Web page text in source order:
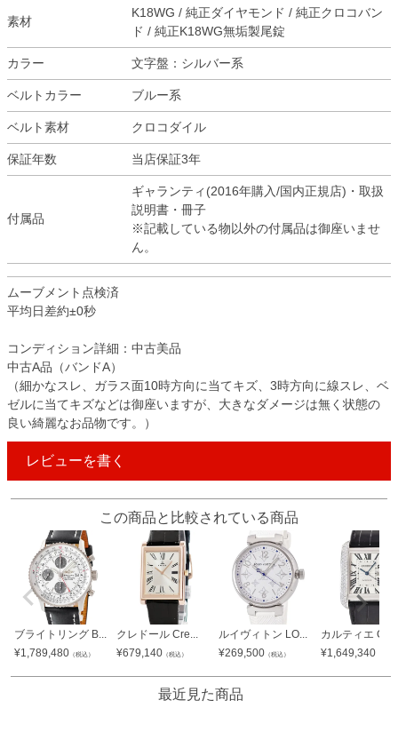
素材
K18WG / 純正ダイヤモンド / 純正クロコバン
ド / 純正K18WG無垢製尾錠
カラー 文字盤：シルバー系
ベルトカラー ブルー系
ベルト素材 クロコダイル
保証年数 当店保証3年
付属品
ギャランティ(2016年購入/国内正規店)・取扱
説明書・冊子
※記載している物以外の付属品は御座いませ
ん。
ムーブメント点検済
平均日差約±0秒
コンディション詳細：中古美品
中古A品（バンドA）
（細かなスレ、ガラス面10時方向に当てキズ、3時方向に線スレ、ベ
ゼルに当てキズなどは御座いますが、大きなダメージは無く状態の
良い綺麗なお品物です。）
レビューを書く
この商品と比較されている商品
ブライトリング B...
¥1,789,480 （税込）
クレドール Cre...
¥679,140 （税込）
ルイヴィトン LO...
¥269,500 （税込）
カルティエ
¥1,649,340
最近見た商品